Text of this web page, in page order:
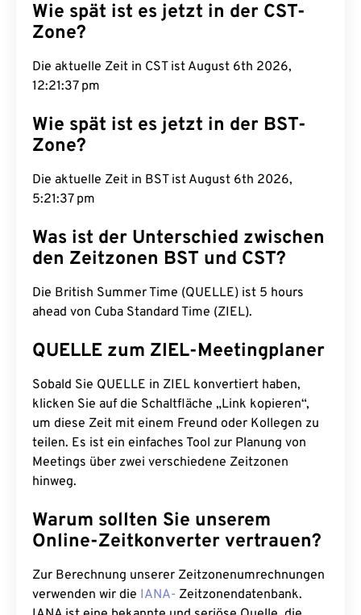
Wie spät ist es jetzt in der CST-
Zone?
Die aktuelle Zeit in CST ist August 6th 2026,
12:21:38 pm
Wie spät ist es jetzt in der BST-
Zone?
Die aktuelle Zeit in BST ist August 6th 2026,
5:21:38 pm
Was ist der Unterschied zwischen
den Zeitzonen BST und CST?
Die British Summer Time (QUELLE) ist 5 hours
ahead von Cuba Standard Time (ZIEL).
QUELLE zum ZIEL-Meetingplaner
Sobald Sie QUELLE in ZIEL konvertiert haben,
klicken Sie auf die Schaltfläche „Link kopieren“,
um diese Zeit mit einem Freund oder Kollegen zu
teilen. Es ist ein einfaches Tool zur Planung von
Meetings über zwei verschiedene Zeitzonen
hinweg.
Warum sollten Sie unserem
Online-Zeitkonverter vertrauen?
Zur Berechnung unserer Zeitzonenumrechnungen
verwenden wir die IANA- Zeitzonendatenbank.